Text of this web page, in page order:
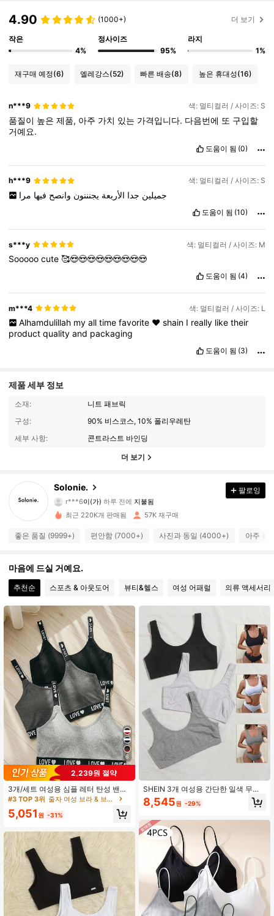
4.90 (1000+) 더 보기
작은
4%
정사이즈
95%
라지
1%
재구매 예정(6) 엘레강스(52) 빠른 배송(8) 높은 휴대성(16)
n***9 색: 멀티컬러 / 사이즈: S
품질이 높은제품, 아주 가치 있는 가격입니다. 다음번에 또 구입할
거예요.
도움이 됨 (0)
h***9 색: 멀티컬러 / 사이즈: S
جميلين جدا الأربعة يجنننون وانصح فيها مرا
도움이 됨 (10)
s***y 색: 멀티컬러 / 사이즈: M
Sooooocute🥰😍😍😍😍😍😍😍😍😍
도움이 됨 (4)
m***4 색: 멀티컬러 / 사이즈: L
Alhamdulillah my all time favorite ❤️ shain I really like their
productqualityand packaging
도움이 됨 (3)
제품 세부 정보
소재:
니트 패브릭
구성:
90% 비스코스, 10% 폴리우레탄
세부 사항:
콘트라스트 바인딩
더 보기
Solonie.
4.90
5.6K 팔로워
b***2다음 4시간 전
4.90 5.6K 팔로워
4.90 5.6K 팔로워
4.90 5.6K 팔로워
4.90 5.6K 팔로워
4.90 5.6K 팔로워
4.90 5.6K 팔로워
팔로잉
최근 220K개 판매됨 57K 재구매
좋은 품질 (9999+) 편안함 (7000+) 사진과 동일 (4000+) 아주 좋
마음에 드실 거예요.
추천순 스포츠 & 아웃도어 뷰티&헬스 여성 어패럴 의류 액세서리
6
2,239원 절약
3개/세트 여성용 심플 레터 탄성 밴드
브라 세트
#3 TOP 3위 줄자 여성 브라 & 브랄렛
5,051 원 -31%
SHEIN 3개 여성용 간단한 일색 무선
브라
8,545원 -29%